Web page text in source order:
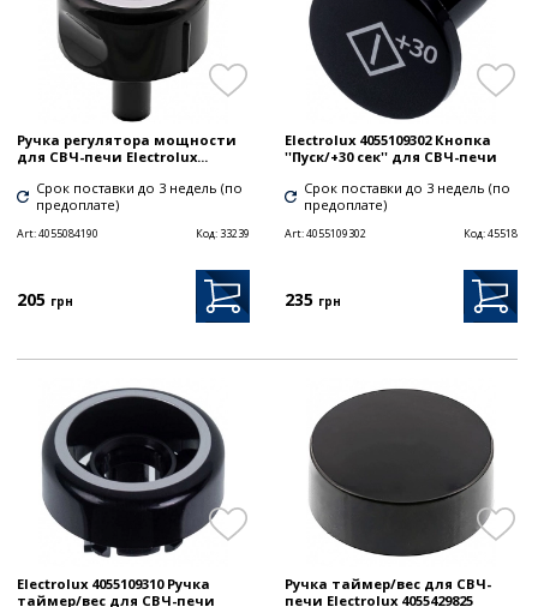
Ручка регулятора мощности
для СВЧ-печи Electrolux...
Срок поставки до 3 недель (по
предоплате)
Art:4055084190 Код: 33239
205 грн
Electrolux 4055109302 Кнопка
''Пуск/+30 сек'' для СВЧ-печи
Срок поставки до 3 недель (по
предоплате)
Art:4055109302 Код:45518
235 грн
Electrolux 4055109310 Ручка
таймер/вес для СВЧ-печи
Ручка таймер/вес для СВЧ-
печи Electrolux 4055429825